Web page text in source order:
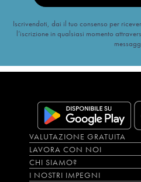
Iscrivendoti, dai il tuo consenso per
l’iscrizione in qualsiasi momento
VALUTAZIONE GRATUITA
LAVORA CON NOI
CHI SIAMO?
I NOSTRI IMPEGNI